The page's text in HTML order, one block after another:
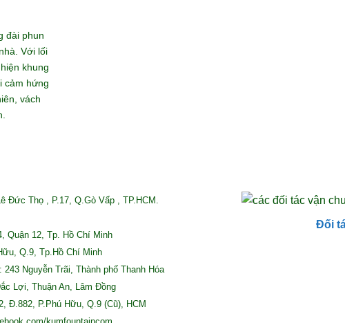
đài phun
Với lối
khung
cảm hứng
vách
Đức Thọ , P.17, Q.Gò Vấp , TP.HCM.
Quận 12, Tp. Hồ Chí Minh
Q.9, Tp.Hồ Chí Minh
243 Nguyễn Trãi, Thành phố Thanh Hóa
Lợi, Thuận An, Lâm Đồng
Đ.882, P.Phú Hữu, Q.9 (Cũ), HCM
Đối